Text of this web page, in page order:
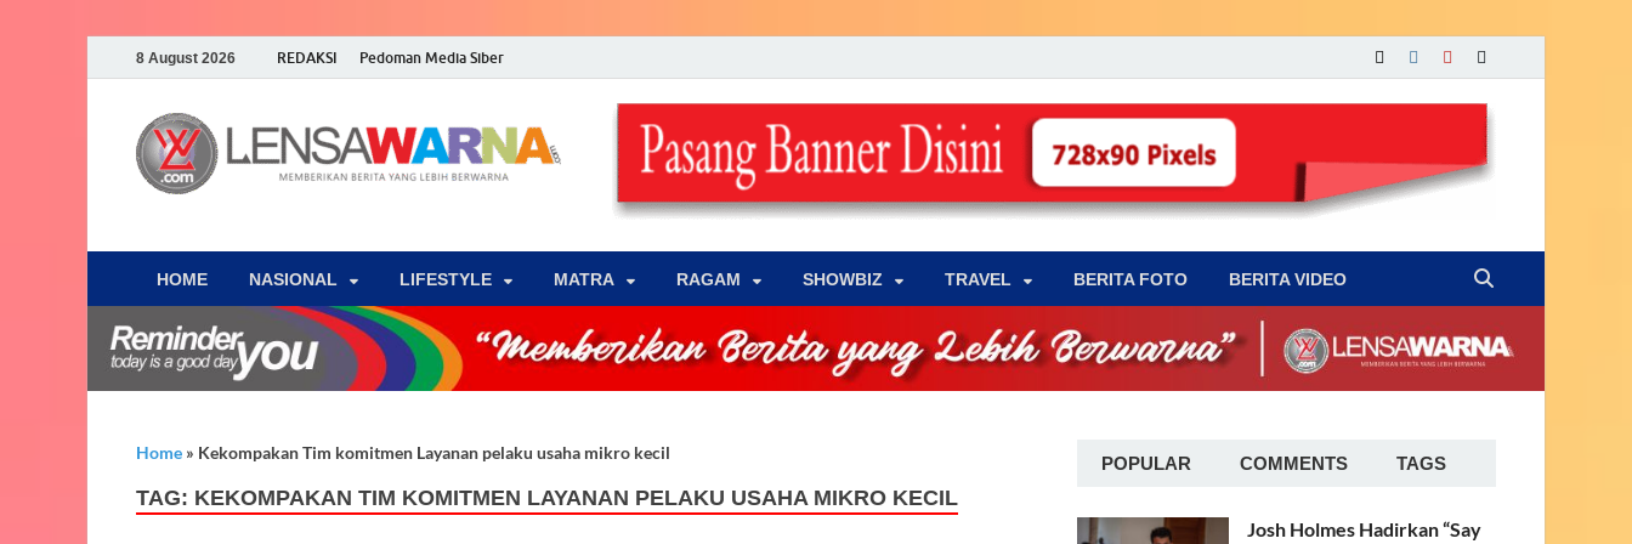
8 August 2026 REDAKSI Pedoman Media Siber
LENSA WARNA .com
Memberikan Berita yang Lebih Berwarna
HOME NASIONAL ‎LIFESTYLE MATRA ‎RAGAM ‎SHOWBIZ ‎TRAVEL BERITA FOTO BERITA VIDEO
Home » Kekompakan Tim komitmen Layanan pelaku usaha mikro kecil
TAG: KEKOMPAKAN TIM KOMITMEN LAYANAN PELAKU USAHA MIKRO KECIL
POPULAR COMMENTS TAGS
Josh Holmes Hadirkan “Say